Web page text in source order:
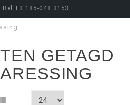
Bel +3.185-048 3153
GETAGD